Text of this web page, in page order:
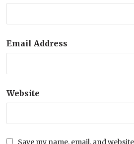
Email Address
Website
Save my name, email, and